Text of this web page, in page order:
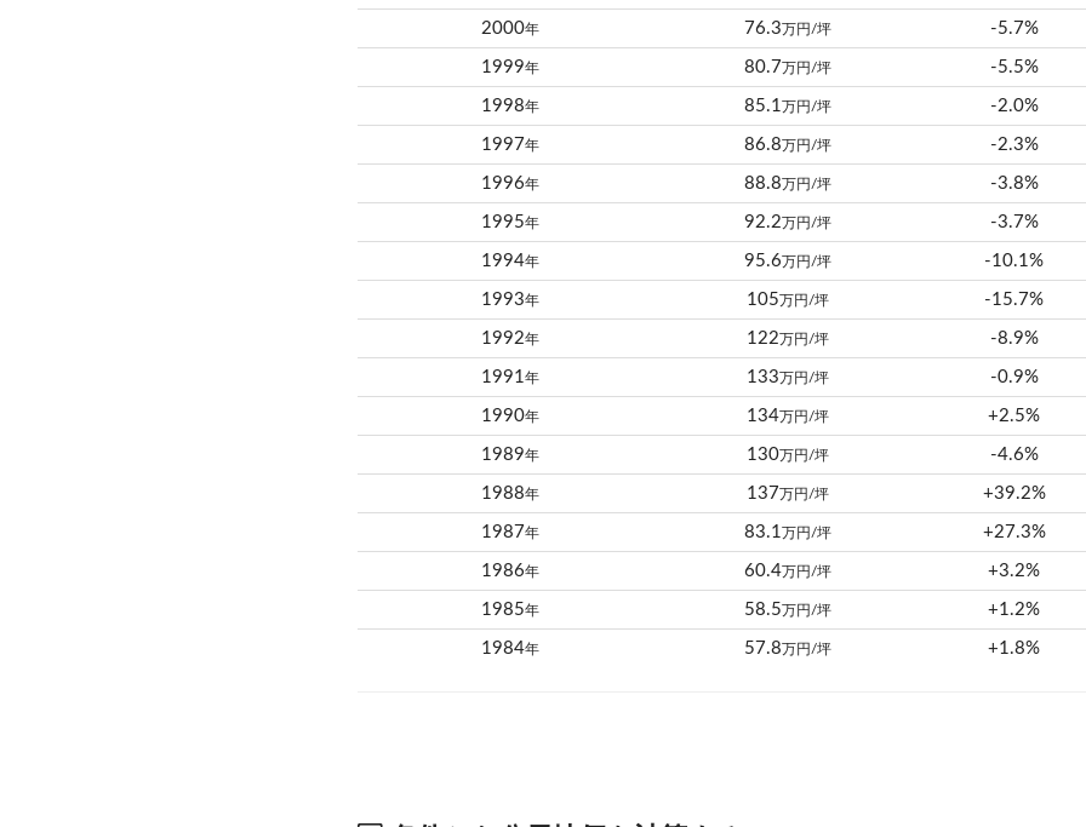
2000年 76.3万円/坪 -5.7%
1999年 80.7万円/坪 -5.5%
1998年 85.1万円/坪 -2.0%
1997年 86.8万円/坪 -2.3%
1996年 88.8万円/坪 -3.8%
1995年 92.2万円/坪 -3.7%
1994年 95.6万円/坪 -10.1%
1993年 105万円/坪 -15.7%
1992年 122万円/坪 -8.9%
1991 年 133万円/坪 -0.9%
1990年 134万円/坪 +2.5%
1989年 130万円/坪 -4.6%
1988年 137万円/坪 +39.2%
1987年 83.1万円/坪 +27.3%
1986年 60.4万円/坪 +3.2%
1985年 58.5万円/坪 +1.2%
1984年 57.8万円/坪 +1.8%